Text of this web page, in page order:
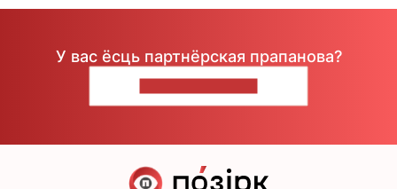
У вас ёсць партнёрская прапанова?